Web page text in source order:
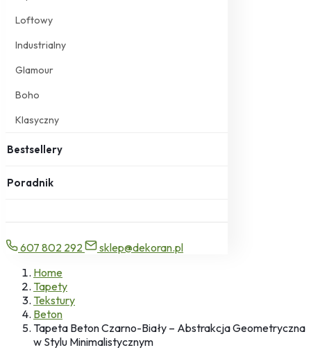
Loftowy
Industrialny
Glamour
Boho
Klasyczny
Bestsellery
Poradnik
607 802 292
sklep@dekoran.pl
Home
Tapety
Tekstury
Beton
Tapeta Beton Czarno-Biały – Abstrakcja Geometryczna
w Stylu Minimalistycznym